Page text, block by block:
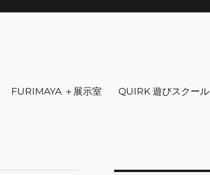
FURIMAYA ＋展示室 QUIRK 遊びスクール